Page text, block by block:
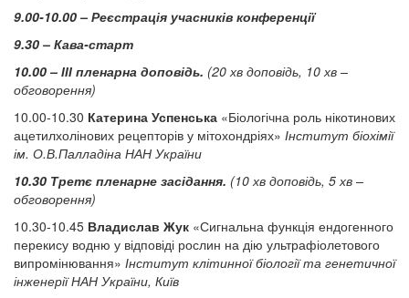
9.00-10.00 – Реєстрація учасників конференції
9.30 – Кава-старт
10.00 – ІІІ пленарна доповідь. (20 хв доповідь, 10 хв –
обговорення)
10.00-10.30 Катерина Успенська «Біологічна роль нікотинових
ацетилхолінових рецепторів у мітохондріях» Інститут біохімії
ім. О.В.Палладіна НАН України
10.30 Третє пленарне засідання. (10 хв доповідь, 5 хв –
обговорення)
10.30-10.45 Владислав Жук «Сигнальна функція ендогенного
перекису водню у відповіді рослин на дію ультрафіолетового
випромінювання» Інститут клітинної біології та генетичної
інженерії НАН України, Київ